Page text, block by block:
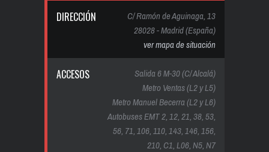
DIRECCIÓN
C/ Ramón de Aguinaga, 13
28028 - Madrid (España)
ver mapa de situación
ACCESOS
Salida 6 M-30 (C/ Alcalá)
Metro Ventas (L2 y L5)
Metro Manuel Becerra (L2 y L6)
Autobuses EMT 2, 12, 21, 38, 53,
56, 71, 106, 110, 143, 146, 156,
210, C1, L06, N5, N7